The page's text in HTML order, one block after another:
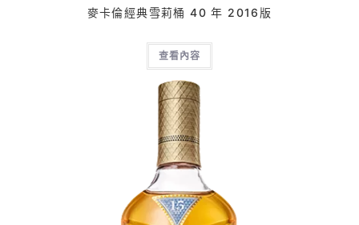
麥卡倫經典雪莉桶 40 年 2016版
查看內容